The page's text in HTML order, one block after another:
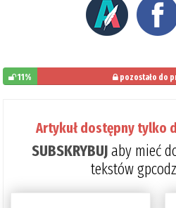
11% pozostało do
Artykuł dostępny tylko
SUBSKRYBUJaby mieć
tekstów